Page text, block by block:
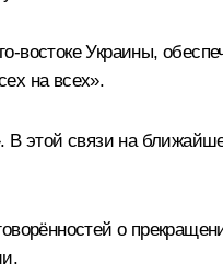
Украины,
на всех».
этой связи на
о